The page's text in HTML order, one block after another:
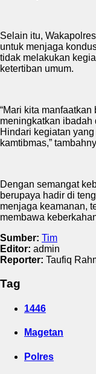
Selain itu,
untuk menjaga
tidak melakukan
ketertiban umum.
“Mari kita
meningkatkan
Hindari kegiatan
kamtibmas,”
Dengan semangat
berupaya hadir di
menjaga keamanan,
membawa
Sumber: Tim
Editor: admin
Reporter: Taufiq
Tag
1446
Magetan
Polres